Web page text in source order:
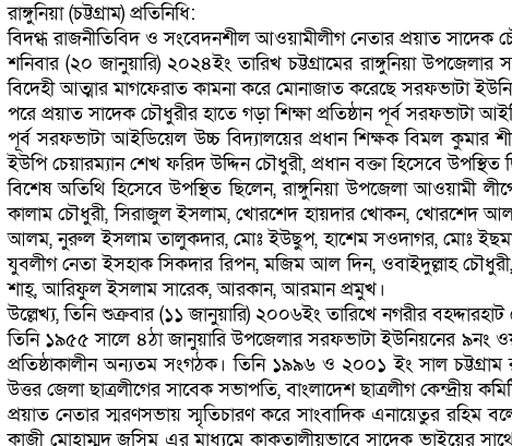
রাঙ্গুনিয়া (চট্টগ্রাম) প্রতিনিধি:
বিদগ্ধ রাজনীতিবিদ ও সংবেদনশীল আওয়ামীলীগ নেতার প্রয়াত সাদেক
শনিবার (২০ জানুয়ারি) ২০২৪ইং তারিখ চট্টগ্রামের রাঙ্গুনিয়া উপজেলার
বিদেহী আত্মার মাগফেরাত কামনা করে মোনাজাত করেছে সরফভাটা
পরে প্রয়াত সাদেক চৌধুরীর হাতে গড়া শিক্ষা প্রতিষ্ঠান পূর্ব সরফভাটা
পূর্ব সরফভাটা আইডিয়েল উচ্চ বিদ্যালয়ের প্রধান শিক্ষক বিমল কুমার
ইউপি চেয়ারম্যান শেখ ফরিদ উদ্দিন চৌধুরী, প্রধান বক্তা হিসেবে
বিশেষ অতিথি হিসেবে উপস্থিত ছিলেন, রাঙ্গুনিয়া উপজেলা আওয়ামী
কালাম চৌধুরী, সিরাজুল ইসলাম, খোরশেদ হায়দার খোকন, খোরশেদ
আলম, নুরুল ইসলাম তালুকদার, মোঃ ইউছুপ, হাশেম সওদাগর, মোঃ
যুবলীগ নেতা ইসহাক সিকদার রিপন, মজিম আল দিন, ওবাইদুল্লাহ
শাহ্, আরিফুল ইসলাম সারেক, আরকান, আরমান প্রমুখ।
উল্লেখ্য, তিনি শুক্রবার (১১ জানুয়ারি) ২০০৬ইং তারিখে নগরীর
তিনি ১৯৫৫ সালে ৪ঠা জানুয়ারি উপজেলার সরফভাটা ইউনিয়নের ৯নং
প্রতিষ্ঠাকালীন অন্যতম সংগঠক। তিনি ১৯৯৬ ও ২০০১ ইং সাল চট্টগ্রাম
উত্তর জেলা ছাত্রলীগের সাবেক সভাপতি, বাংলাদেশ ছাত্রলীগ কেন্দ্রীয়
প্রয়াত নেতার স্মরণসভায় স্মৃতিচারণ করে সাংবাদিক এনায়েতুর
কাজী মোহাম্মদ জসিম এর মাধ্যমে কাকতালীয়ভাবে সাদেক ভাইয়ের